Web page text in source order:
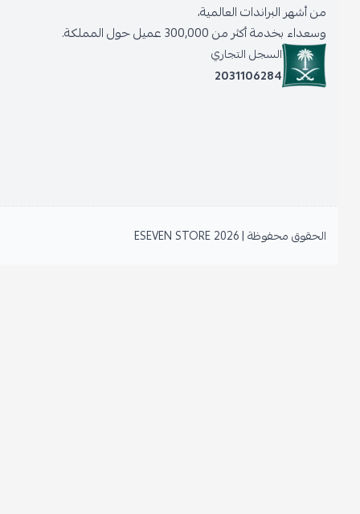
من أشهر البراندات العالمية،
وسعداء بخدمة أكثر من 300,000 عميل حول المملكة.
السجل التجاري
2031106284
الحقوق محفوظة | 2026 ESEVEN STORE